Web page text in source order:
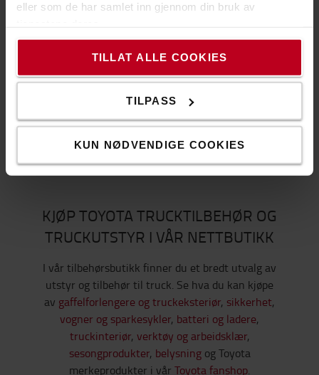
eller som de har samlet inn gjennom din bruk av
TILLAT ALLE COOKIES
TILPASS
KUN NØDVENDIGE COOKIES
Bedre sikt for truckførere
Et kamerasystem kan gjøre materialhåndteringen
enklere og tryggere, selv i travle trange områder.
KJØP TOYOTA TRUCKTILBEHØR OG
TRUCKUTSTYR I VÅR NETTBUTIKK
I vår tilbehørsbutikk finner du et bredt utvalg av
utstyr og tilbehør til truck. Se hva du kan kjøpe
av gaffelforlengere og truckeksteriør, sikkerhet,
vogner og sparkesykler, batteri og ladere,
truckinteriør, verktøy og arbeidsklær,
sesongprodukter, belysningog Toyota
merkeprodukter i vår Toyota fanshop.